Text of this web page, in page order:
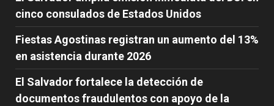
cinco consulados de Estados Unidos
Fiestas Agostinas registran un aumento del 13%
en asistencia durante 2026
El Salvador fortalece la detección de
documentos fraudulentos con apoyo de la